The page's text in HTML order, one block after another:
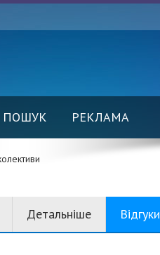
ПОШУК РЕКЛАМА
Детальніше Відгуки